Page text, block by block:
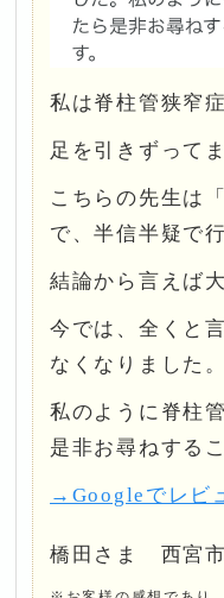
私は脊柱管狭窄
足を引きずって
こちらの先生は
で、半信半疑で
結論から言えば
今では、全くと
なくなりました。
私のように脊柱
是非お尋ねする
→Googleでレビ
橋田さま 西宮